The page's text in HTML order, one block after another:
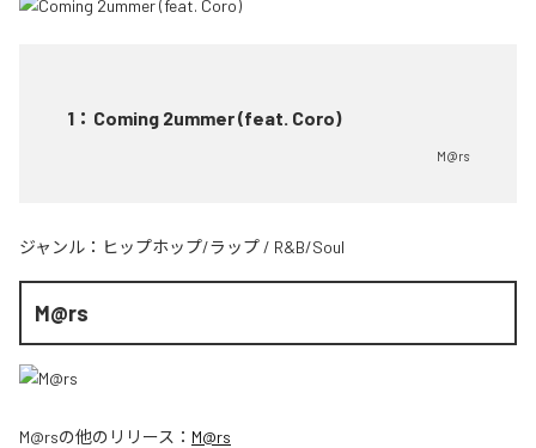
1 ： Coming 2ummer (feat. Coro)
M@rs
ジャンル： ヒップホップ/ラップ / R&B/Soul
M@rs
M@rsの他のリリース： M@rs